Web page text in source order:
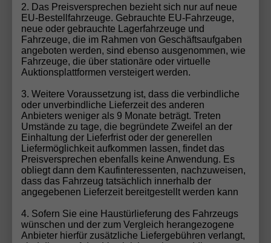
Fahrzeug konfigurieren
Gebrauchtwagen-Inzahlungnahme
Möchten Sie Ihren aktuellen Wagen in Zahlung
geben? Bei uns ist das ganz einfach! Füllen Sie unser
Gebrauchtwagen-Formular aus, und unser Team
erstellt Ihnen schnell und unkompliziert ein faires
Angebot für Ihr Fahrzeug. Wir übernehmen die
Bewertung und Abwicklung, damit Sie sich voll und
ganz auf Ihr neues EU-Fahrzeug freuen können.
Sparen Sie Zeit und profitieren Sie von unserem
Rundum-Service!
Zum Gebrauchtwagen-Formular
2. Das Preisversprechen bezieht sich nur auf neue
EU-Bestellfahrzeuge. Gebrauchte EU-Fahrzeuge,
neue oder gebrauchte Lagerfahrzeuge und
Fahrzeuge, die im Rahmen von Geschäftsaufgaben
angeboten werden, sind ebenso ausgenommen, wie
Fahrzeuge, die über stationäre oder virtuelle
Auktionsplattformen versteigert werden.
3. Weitere Voraussetzung ist, dass die verbindliche
oder unverbindliche Lieferzeit des anderen
Anbieters weniger als 9 Monate beträgt. Treten
Umstände zu tage, die begründete Zweifel an der
Einhaltung der Lieferfrist oder der generellen
Liefermöglichkeit aufkommen lassen, findet das
Preisversprechen ebenfalls keine Anwendung. Es
obliegt dann dem Kaufinteressenten, nachzuweisen,
dass das Fahrzeug tatsächlich innerhalb der
angegebenen Lieferzeit bereitgestellt werden kann
4. Sofern Sie eine Haustürlieferung des Fahrzeugs
wünschen und der zum Vergleich herangezogene
Anbieter hierfür zusätzliche Liefergebühren verlangt,